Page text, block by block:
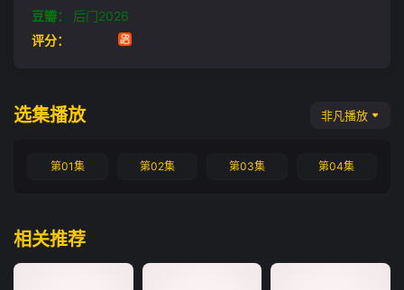
豆瓣：
后门2026
评分：
选集播放 非凡播放
第01集 第02集 第03集 第04集
相关推荐